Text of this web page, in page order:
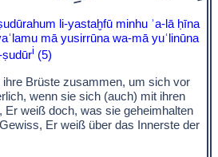
li-yastaḫfū minhu ʾa-lā ḥīna
mā yusirrūna wa-mā yuʿlinūna
ṣudūri (5)
Brüste zusammen, um sich vor
wenn sie sich (auch) mit ihren
Er weiß doch, was sie geheimhalten
Er weiß über das Innerste der